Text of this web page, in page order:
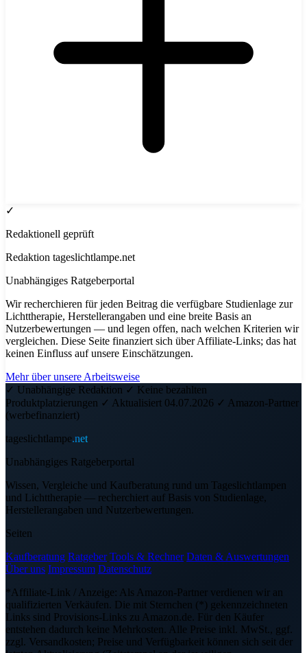
✓
Redaktionell geprüft
Redaktion tageslichtlampe.net
Unabhängiges Ratgeberportal
Wir recherchieren für jeden Beitrag die verfügbare Studienlage zur
Lichttherapie, Herstellerangaben und eine breite Basis an
Nutzerbewertungen — und legen offen, nach welchen Kriterien wir
vergleichen. Diese Seite finanziert sich über Affiliate-Links; das hat
keinen Einfluss auf unsere Einschätzungen.
Mehr über unsere Arbeitsweise
✓ Unabhängige Redaktion ✓ Keine bezahlten
Produktplatzierungen ✓ Aktualisiert 04.07.2026 ✓ Amazon-Partner
(werbefinanziert)
tageslichtlampe.net
Unabhängiges Ratgeberportal
Wissen, Vergleiche und Kaufberatung rund um Tageslichtlampen
und Lichttherapie — recherchiert auf Basis von Studienlage,
Herstellerangaben und Nutzerbewertungen.
Seiten
Kaufberatung Ratgeber Tools & Rechner Daten & Auswertungen
Über uns Impressum Datenschutz
*Affiliate-Link / Anzeige: Als Amazon-Partner verdienen wir an
qualifizierten Verkäufen. Die mit Sternchen (*) gekennzeichneten
Links sind Provisions-Links zu Amazon.de. Für den Käufer
entstehen dadurch keine Mehrkosten. Alle Preise inkl. MwSt., ggf.
zzgl. Versandkosten; Preise und Verfügbarkeit können sich seit der